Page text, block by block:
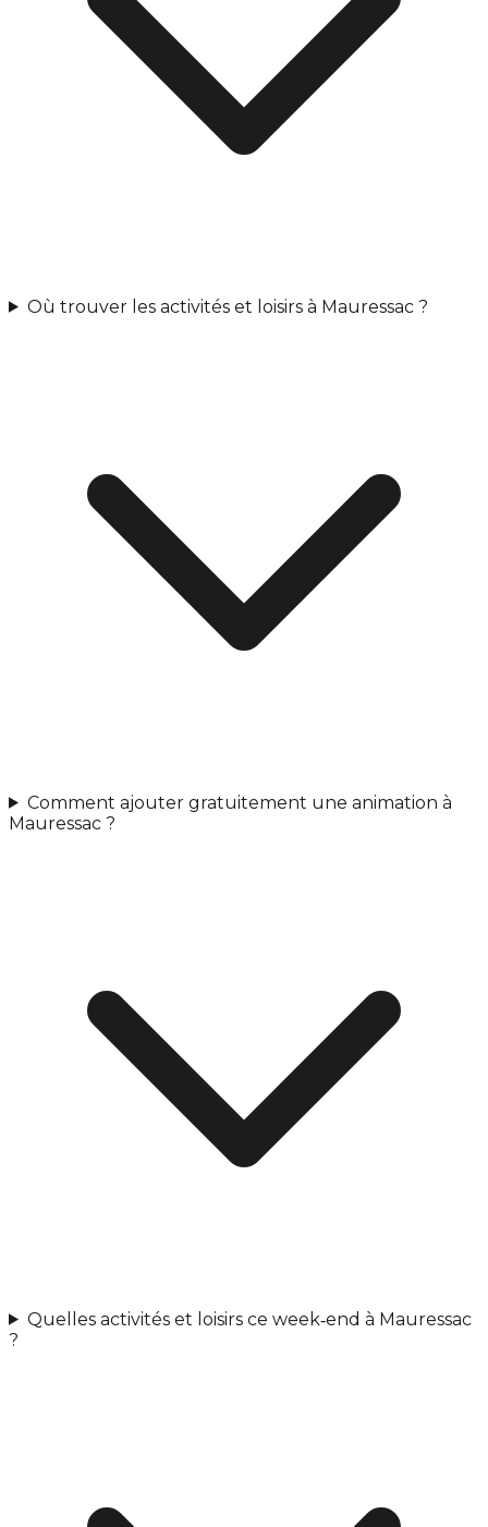
Où trouver les activités et loisirs à Mauressac ?
Comment ajouter gratuitement une animation à
Mauressac ?
Quelles activités et loisirs ce week‑end à Mauressac
?